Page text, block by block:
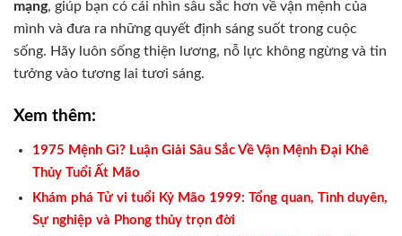
mạng, giúp bạn có cái nhìn sâu sắc hơn về vận mệnh của
mình và đưa ra những quyết định sáng suốt trong cuộc
sống. Hãy luôn sống thiện lương, nỗ lực không ngừng và tin
tưởng vào tương lai tươi sáng.
Xem thêm:
1975 Mệnh Gì? Luận Giải Sâu Sắc Về Vận Mệnh Đại Khê
Thủy Tuổi Ất Mão
Khám phá Tử vi tuổi Kỷ Mão 1999: Tổng quan, Tình duyên,
Sự nghiệp và Phong thủy trọn đời